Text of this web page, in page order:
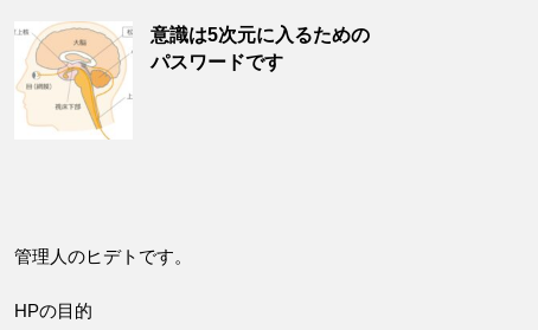
意識は5次元に入るための
パスワードです
管理人のヒデトです。
HPの目的